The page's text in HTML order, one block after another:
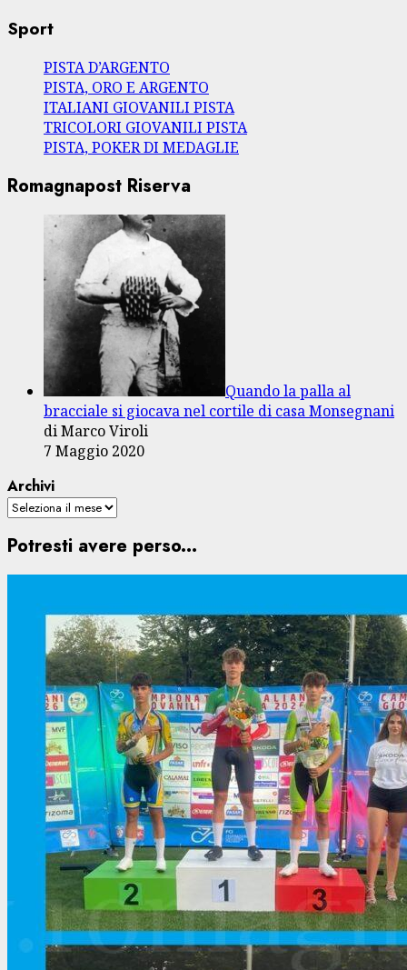
Sport
PISTA D’ARGENTO
PISTA, ORO E ARGENTO
ITALIANI GIOVANILI PISTA
TRICOLORI GIOVANILI PISTA
PISTA, POKER DI MEDAGLIE
Romagnapost Riserva
Quando la palla al
bracciale si giocava nel cortile di casa Monsegnani
di Marco Viroli
7 Maggio 2020
Archivi
Potresti avere perso...